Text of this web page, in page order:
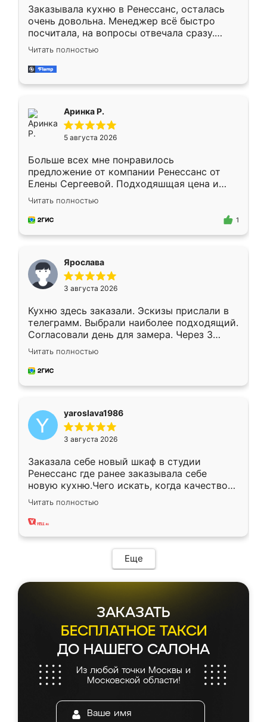
Заказывала кухню в Ренессанс, осталась
очень довольна. Менеджер всё быстро
посчитала, на вопросы отвечала сразу.
Замерщик приехал в субботу, подошёл к
делу со всей ответственностью. Собрали
за день, ребята работали аккуратно, даже
Читать полностью
Аринка Р.
5 августа 2026
Больше всех мне понравилось
предложение от компании Ренессанс от
Елены Сергеевой. Подходяшщая цена и
короткие сроки изготовления. Приехавший
для замера сотрудник Владислав
предложил по моему эскизу самый
Читать полностью
1
Ярослава
3 августа 2026
Кухню здесь заказали. Эскизы прислали в
телеграмм. Выбрали наиболее подходящий.
Согласовали день для замера. Через 3
недели кухня была уже готова. Остались
довольны работой. Спасибо Ренессанс
мебель за качественную работу!
Читать полностью
yaroslava1986
3 августа 2026
Заказала себе новый шкаф в студии
Ренессанс где ранее заказывала себе
новую кухню.Чего искать, когда качеством
вполне довольна. Служит кухня уже почти
два года, нареканий нет.
Читать полностью
Еще
ЗАКАЗАТЬ
БЕСПЛАТНОЕ ТАКСИ
ДО НАШЕГО САЛОНА
Из любой точки Москвы и
Московской области!